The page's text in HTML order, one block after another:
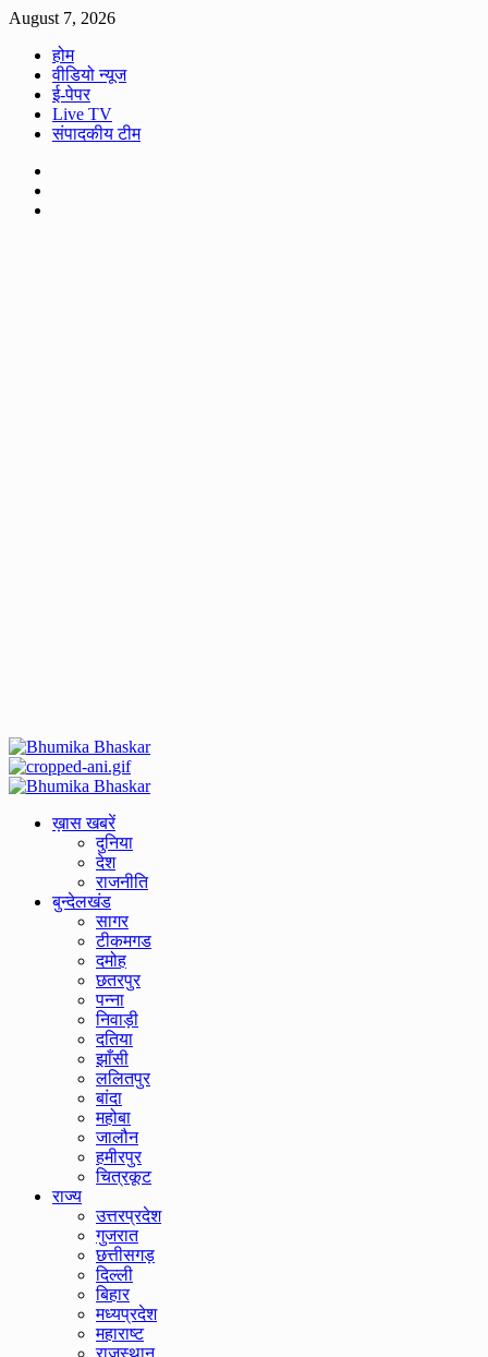
Skip
content
August 7, 2026
होम
वीडियो न्यूज
ई-पेपर
Live TV
संपादकीय टीम
Primary
ख़ास खबरें
दुनिया
देश
राजनीति
बुन्देलखंड
सागर
टीकमगड
दमोह
छतरपुर
पन्ना
निवाड़ी
दतिया
झाँसी
ललितपुर
बांदा
महोबा
जालौन
हमीरपुर
चित्रकूट
राज्य
उत्तरप्रदेश
गुजरात
छत्तीसगड़
दिल्ली
बिहार
मध्यप्रदेश
महाराष्ट
राजस्थान